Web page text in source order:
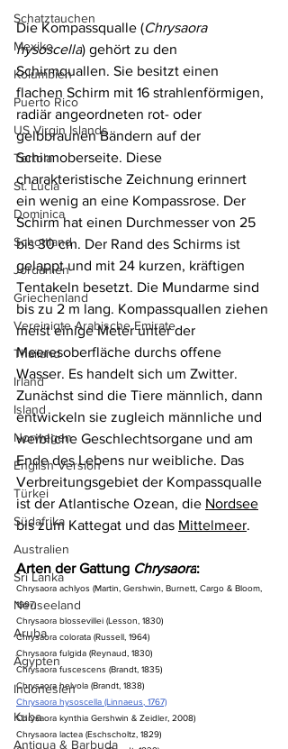
Schatztauchen
Mexiko
Kolumbien
Puerto Rico
US Virgin Islands
Tortola
St. Lucia
Dominica
Schottland
Jordanien
Griechenland
Vereinigte Arabische Emirate
Thailand
Irland
Island
Norwegen
English Version
Türkei
Südafrika
Australien
Sri Lanka
Neuseeland
Aruba
Ägypten
Indonesien
Kuba
Antigua & Barbuda
Die Kompassqualle (Chrysaora
hysoscella) gehört zu den
Schirmquallen. Sie besitzt einen
flachen Schirm mit 16 strahlenförmigen,
radiär angeordneten rot- oder
gelbbraunen Bändern auf der
Schirmoberseite. Diese
charakteristische Zeichnung erinnert
ein wenig an eine Kompassrose. Der
Schirm hat einen Durchmesser von 25
bis 30 cm. Der Rand des Schirms ist
gelappt und mit 24 kurzen, kräftigen
Tentakeln besetzt. Die Mundarme sind
bis zu 2 m lang. Kompassquallen ziehen
meist einige Meter unter der
Meeresoberfläche durchs offene
Wasser. Es handelt sich um Zwitter.
Zunächst sind die Tiere männlich, dann
entwickeln sie zugleich männliche und
weibliche Geschlechtsorgane und am
Ende des Lebens nur weibliche. Das
Verbreitungsgebiet der Kompassqualle
ist der Atlantische Ozean, die Nordsee
bis zum Kattegat und das Mittelmeer.
Arten der Gattung Chrysaora:
Chrysaora achlyos (Martin, Gershwin, Burnett, Cargo & Bloom,
1997)
Chrysaora blossevillei (Lesson, 1830)
Chrysaora colorata (Russell, 1964)
Chrysaora fulgida (Reynaud, 1830)
Chrysaora fuscescens (Brandt, 1835)
Chrysaora helvola (Brandt, 1838)
Chrysaora hysoscella (Linnaeus, 1767)
Chrysaora kynthia Gershwin & Zeidler, 2008)
Chrysaora lactea (Eschscholtz, 1829)